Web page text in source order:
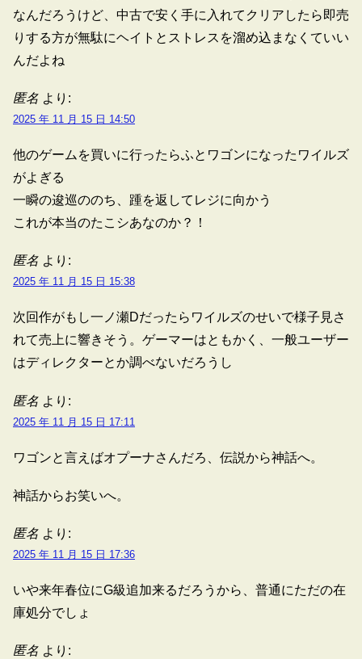
なんだろうけど、中古で安く手に入れてクリアしたら即売
りする方が無駄にヘイトとストレスを溜め込まなくていい
んだよね
匿名 より:
2025 年 11 月 15 日 14:50
他のゲームを買いに行ったらふとワゴンになったワイルズ
がよぎる
一瞬の逡巡ののち、踵を返してレジに向かう
これが本当のたこシあなのか？！
匿名 より:
2025 年 11 月 15 日 15:38
次回作がもし一ノ瀬Dだったらワイルズのせいで様子見さ
れて売上に響きそう。ゲーマーはともかく、一般ユーザー
はディレクターとか調べないだろうし
匿名 より:
2025 年 11 月 15 日 17:11
ワゴンと言えばオプーナさんだろ、伝説から神話へ。
神話からお笑いへ。
匿名 より:
2025 年 11 月 15 日 17:36
いや来年春位にG級追加来るだろうから、普通にただの在
庫処分でしょ
匿名 より: